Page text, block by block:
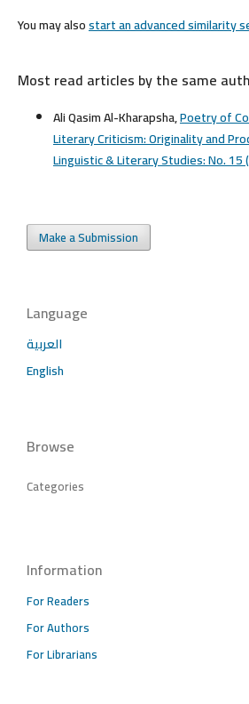
You may alsostart an advanced similarity
Most read articles by the same
Ali Qasim Al-Kharapsha,Poetry of
Literary Criticism: Originality and
Linguistic & Literary Studies: No. 15
Make a Submission
Language
العربية
English
Browse
Categories
Information
For Readers
For Authors
For Librarians